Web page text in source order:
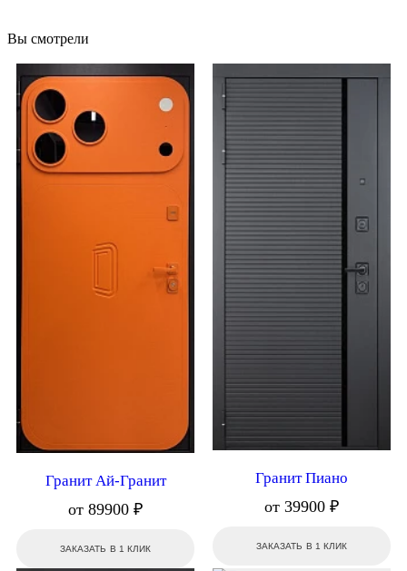
Вы смотрели
Гранит Ай-Гранит
от 89900 ₽
ЗАКАЗАТЬ В 1 КЛИК
Гранит Пиано
от 39900 ₽
ЗАКАЗАТЬ В 1 КЛИК